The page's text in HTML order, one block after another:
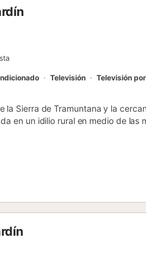
Televisión Televisión
la Sierra de Tramuntana y la
en un idilio rural en medio de las
rural incluyen televisión por
aparcamiento, así como aire
zona exterior a la sombra de los
con un supermercado, una